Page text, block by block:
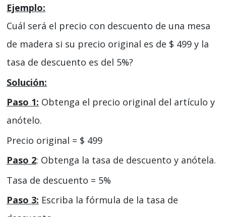
Ejemplo:
Cuál será el precio con descuento de una mesa
de madera si su precio original es de $ 499 y la
tasa de descuento es del 5%?
Solución:
Paso 1: Obtenga el precio original del artículo y
anótelo.
Precio original = $ 499
Paso 2: Obtenga la tasa de descuento y anótela.
Tasa de descuento = 5%
Paso 3: Escriba la fórmula de la tasa de